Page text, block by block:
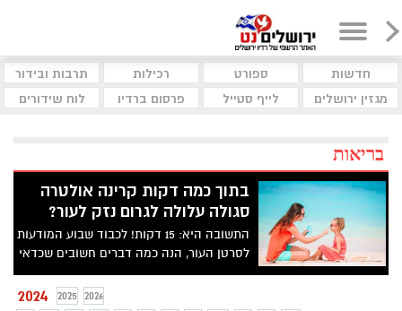
חדשות ספורט רכילות
תרבות ובידור
מגזין ירושלים
לייף סטייל פרסום ברדיו לוח שידורים
בריאות
בתוך כמה דקות קרינה אולטרה
סגולה עלולה לגרום נזק לעור?
התשובה היא: 15 דקות! לכבוד שבוע המודעות
לסרטן העור, הנה כמה דברים חשובים שכדאי
לדבר עליהם
2024 2025
2026